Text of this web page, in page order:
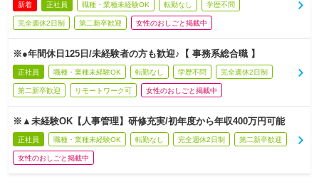
新着 正社員 職種・業種未経験OK 転勤なし 学歴不問
完全週休2日制 第二新卒歓迎 女性のおしごと掲載中
※●年間休日125日/未経験者の方も歓迎♪【 事務系総合職 】
正社員 職種・業種未経験OK 転勤なし 学歴不問 完全週休2日制
第二新卒歓迎 リモートワーク可 女性のおしごと掲載中
※▲未経験OK【人事管理】研修充実/初年度から年収400万円可能
正社員 職種・業種未経験OK 転勤なし 完全週休2日制 第二新卒歓迎
女性のおしごと掲載中